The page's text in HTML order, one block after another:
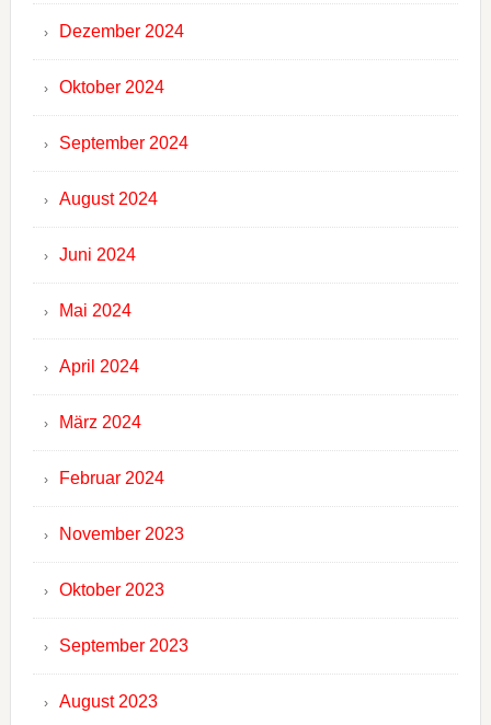
Dezember 2024
Oktober 2024
September 2024
August 2024
Juni 2024
Mai 2024
April 2024
März 2024
Februar 2024
November 2023
Oktober 2023
September 2023
August 2023